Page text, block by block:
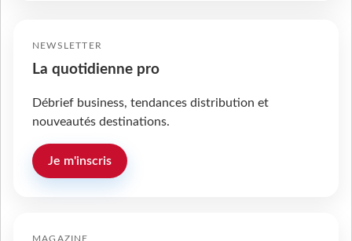
NEWSLETTER
La quotidienne pro
Débrief business, tendances distribution et
nouveautés destinations.
Je m'inscris
MAGAZINE